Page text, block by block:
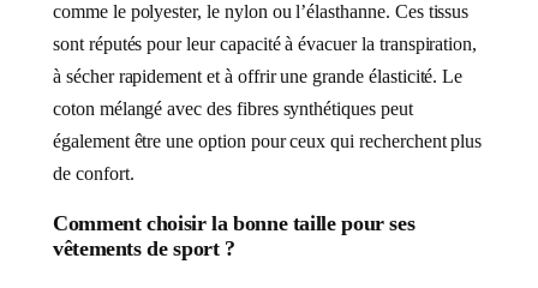
comme le polyester, le nylon ou l’élasthanne. Ces tissus
sont réputés pour leur capacité à évacuer la transpiration,
à sécher rapidement et à offrir une grande élasticité. Le
coton mélangé avec des fibres synthétiques peut
également être une option pour ceux qui recherchent plus
de confort.
Comment choisir la bonne taille pour ses
vêtements de sport ?